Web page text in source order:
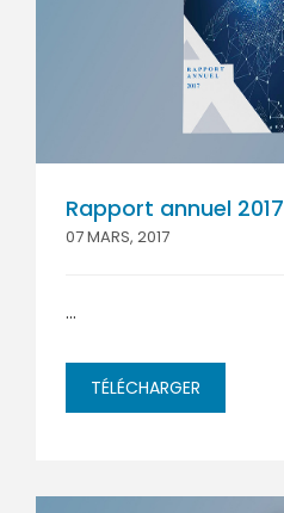
Rapport annuel 2017
07 MARS, 2017
...
TÉLÉCHARGER